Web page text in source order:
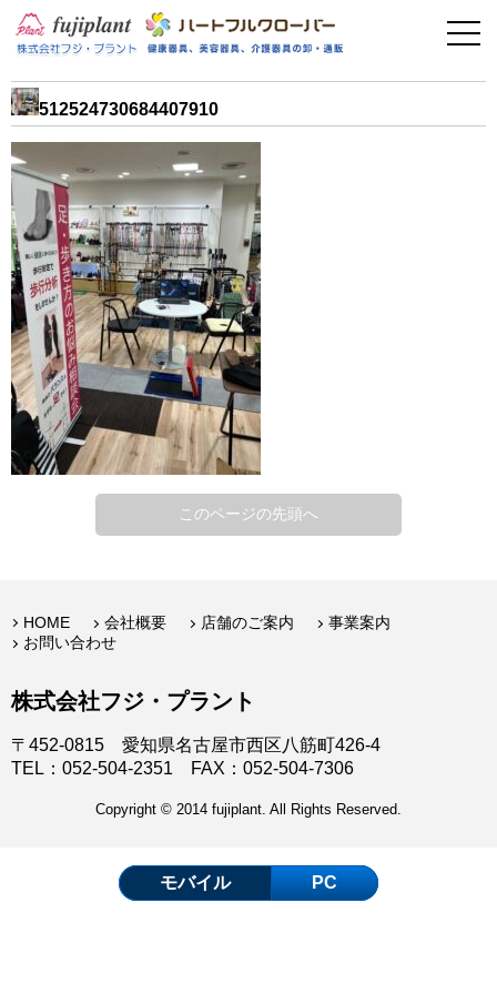
介護用品
美容・その他
フィットネス
お問い合わせ
512524730684407910
このページの先頭へ
HOME 会社概要 店舗のご案内
事業案内
お問い合わせ
株式会社フジ・プラント
〒452-0815 愛知県名古屋市西区八筋町426-4
TEL：052-504-2351 FAX：052-504-7306
Copyright © 2014 fujiplant. All Rights Reserved.
モバイル PC